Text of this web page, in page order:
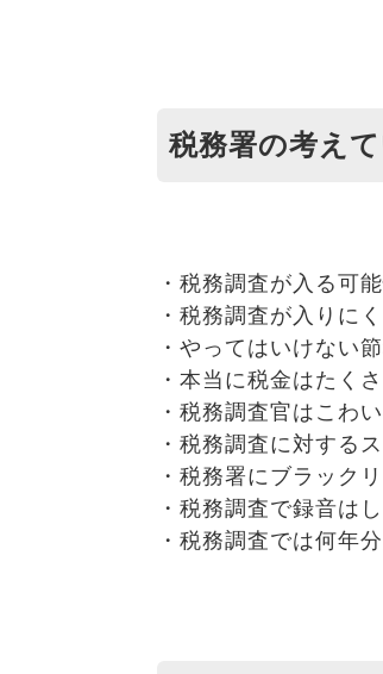
税務署の考え
・税務調査が入る可
・税務調査が入りに
・やってはいけない
・本当に税金はたく
・税務調査官はこわ
・税務調査に対する
・税務署にブラック
・税務調査で録音は
・税務調査では何年